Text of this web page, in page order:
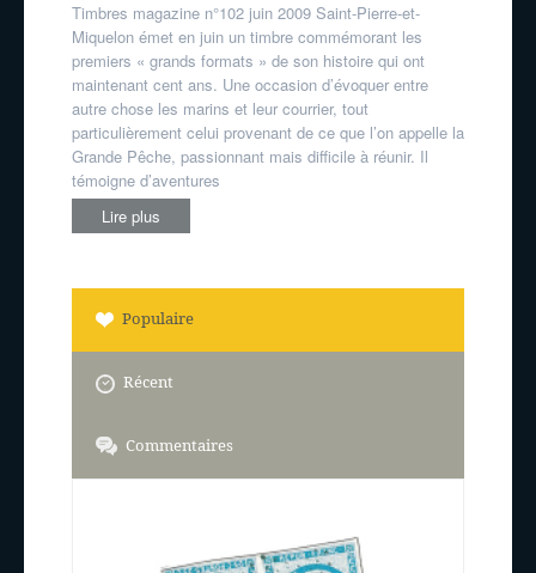
Timbres magazine n°102 juin 2009 Saint-Pierre-et-
Miquelon émet en juin un timbre commémorant les
premiers « grands formats » de son histoire qui ont
maintenant cent ans. Une occasion d’évoquer entre
autre chose les marins et leur courrier, tout
particulièrement celui provenant de ce que l’on appelle la
Grande Pêche, passionnant mais difficile à réunir. Il
témoigne d’aventures
Lire plus
Populaire
Récent
Commentaires